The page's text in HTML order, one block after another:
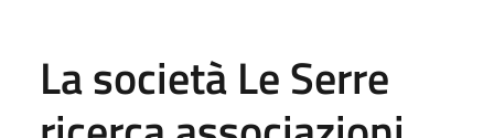
La società Le Serre